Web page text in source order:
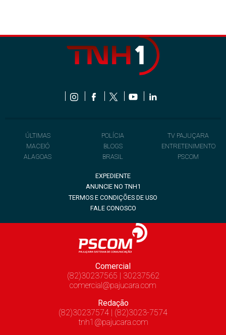
ÚLTIMAS
MACEIÓ
ALAGOAS
POLÍCIA
BLOGS
BRASIL
TV PAJUÇARA
ENTRETENIMENTO
PSCOM
EXPEDIENTE
ANUNCIE NO TNH1
TERMOS E CONDIÇÕES DE USO
FALE CONOSCO
Comercial
(82)30237565 | 30237562
comercial@pajucara.com
Redação
(82)30237574 | (82)3023-7574
tnh1@pajucara.com